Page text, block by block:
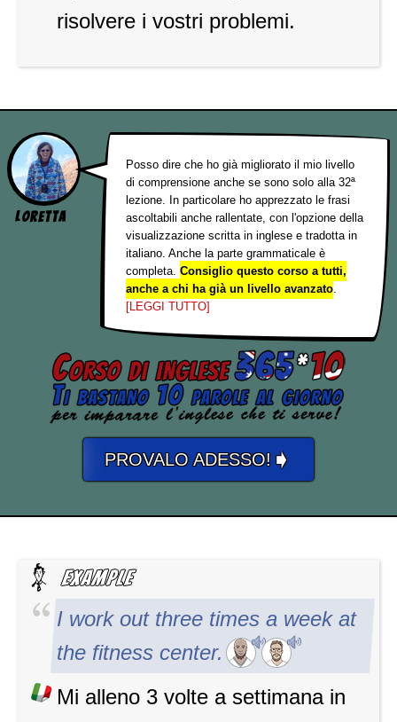
risolvere i vostri problemi.
Loretta
Posso dire che ho già migliorato il mio livello
di comprensione anche se sono solo alla 32ª
lezione. In particolare ho apprezzato le frasi
ascoltabili anche rallentate, con l'opzione della
visualizzazione scritta in inglese e tradotta in
italiano. Anche la parte grammaticale è
completa. Consiglio questo corso a tutti,
anche a chi ha già un livello avanzato.
[LEGGI TUTTO]
PROVALO ADESSO! ➧
I work out three times a week at
the fitness center.
Mi alleno 3 volte a settimana in